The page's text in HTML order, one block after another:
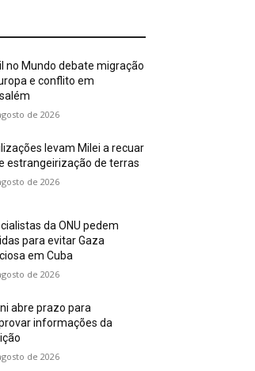
no Mundo debate migração
e conflito em
de 2026
levam Milei a recuar
estrangeirização de terras
de 2026
da ONU pedem
para evitar Gaza
em Cuba
de 2026
abre prazo para
informações da
de 2026